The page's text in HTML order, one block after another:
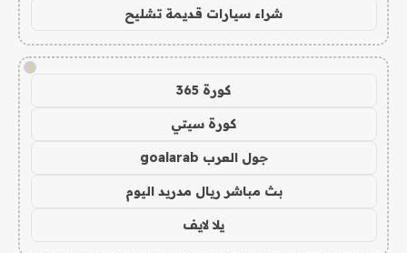
شراء سيارات قديمة تشليح
!
كورة 365
كورة سيتي
جول العرب goalarab
بث مباشر ريال مدريد اليوم
يلا لايف